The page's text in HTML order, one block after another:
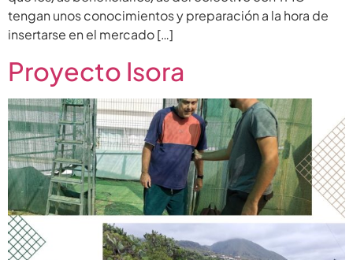
tengan unos conocimientos y preparación a la hora de
insertarse en el mercado […]
Proyecto Isora